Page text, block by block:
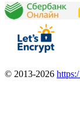
© 2013-2026